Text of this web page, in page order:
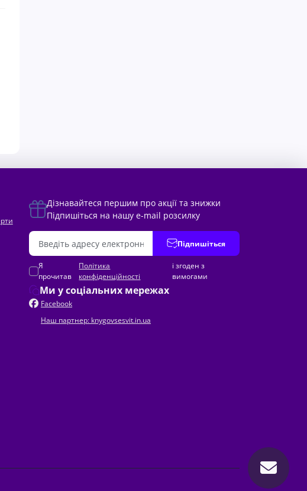
Ми у соціальних мережах
Facebook
Наш партнер: knygovsesvit.in.ua
Дізнавайтеся першим про акції та знижки
Підпишіться на нашу e-mail розсилку
Підпишіться
Я
прочитав
Політика
конфіденційності
і згоден з
вимогами